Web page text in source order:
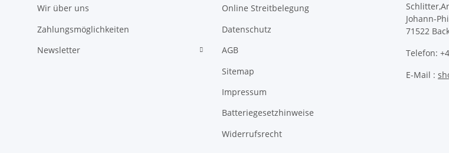
Wir über uns
Zahlungsmöglichkeiten
Newsletter
Online Streitbelegung
Datenschutz
AGB
Sitemap
Impressum
Batteriegesetzhinweise
Widerrufsrecht
Johann-
71522
Telefon:
E-Mail :